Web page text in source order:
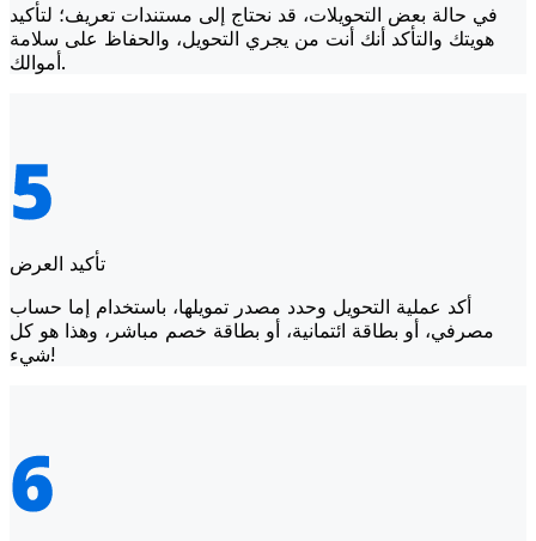
في حالة بعض التحويلات، قد نحتاج إلى مستندات تعريف؛ لتأكيد
هويتك والتأكد أنك أنت من يجري التحويل، والحفاظ على سلامة
أموالك.
تأكيد العرض
أكد عملية التحويل وحدد مصدر تمويلها، باستخدام إما حساب
مصرفي، أو بطاقة ائتمانية، أو بطاقة خصم مباشر، وهذا هو كل
شيء!